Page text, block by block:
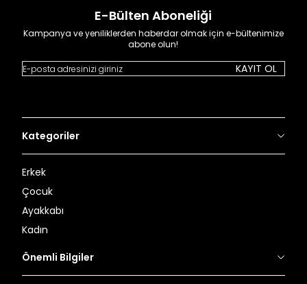
E-Bülten Aboneliği
Kampanya ve yeniliklerden haberdar olmak için e-bültenimize
abone olun!
KAYIT OL
Kategoriler
Erkek
Çocuk
Ayakkabı
Kadın
Önemli Bilgiler